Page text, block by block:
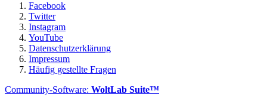
Facebook
Twitter
Instagram
YouTube
Datenschutzerklärung
Impressum
Häufig gestellte Fragen
Community-Software: WoltLab Suite™